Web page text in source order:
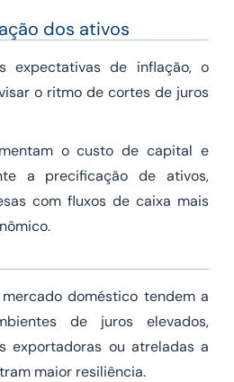
dos ativos
expectativas de inflação, o
o ritmo de cortes de juros
o custo de capital e
a precificação de ativos,
com fluxos de caixa mais
doméstico tendem a
de juros elevados,
exportadoras ou atreladas a
maior resiliência.